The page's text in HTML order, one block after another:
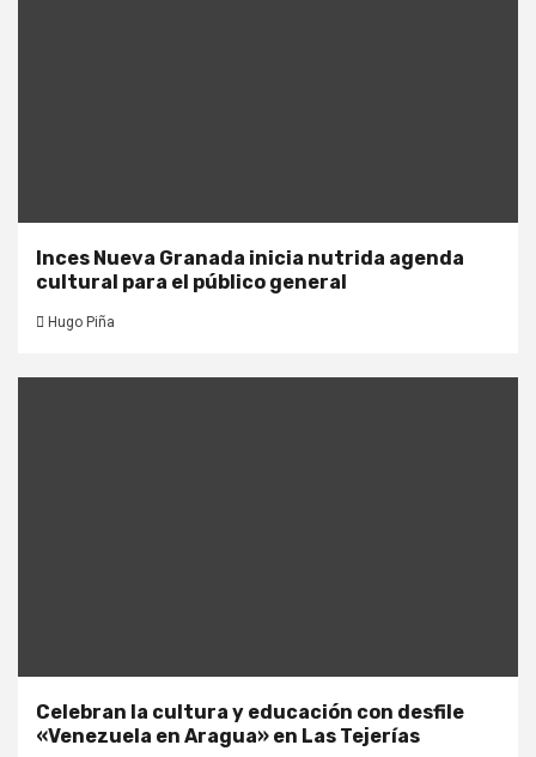
Inces Nueva Granada inicia nutrida agenda
cultural para el público general
Hugo Piña
Celebran la cultura y educación con desfile
«Venezuela en Aragua» en Las Tejerías